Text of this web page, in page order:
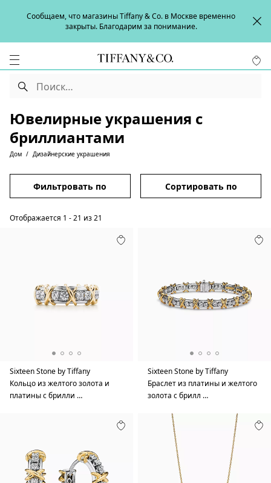
Сообщаем, что магазины Tiffany & Co. в Москве временно
закрыты. Благодарим за понимание.
Ювелирные украшения с
бриллиантами
Дом Дизайнерские украшения
Фильтровать по Сортировать по
Отображается 1 -21 из21
Sixteen Stone by Tiffany
Кольцо из желтого золота и
платины с брилли …
Sixteen Stone by Tiffany
Браслет из платины и желтого
золота с брилл …